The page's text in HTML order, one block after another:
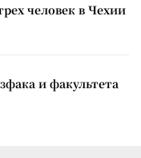
человек в Чехии
и факультета